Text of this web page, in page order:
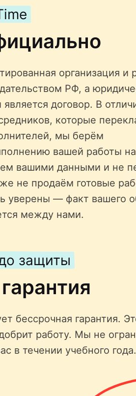
организация и
РФ, а
договор. В
которые
мы берём
вашей работы
вашими данными и не
не продаём готовые
уверены — факт вашего
между нами.
защиты
бессрочная гарантия.
работу. Мы не
в течении учебного года.